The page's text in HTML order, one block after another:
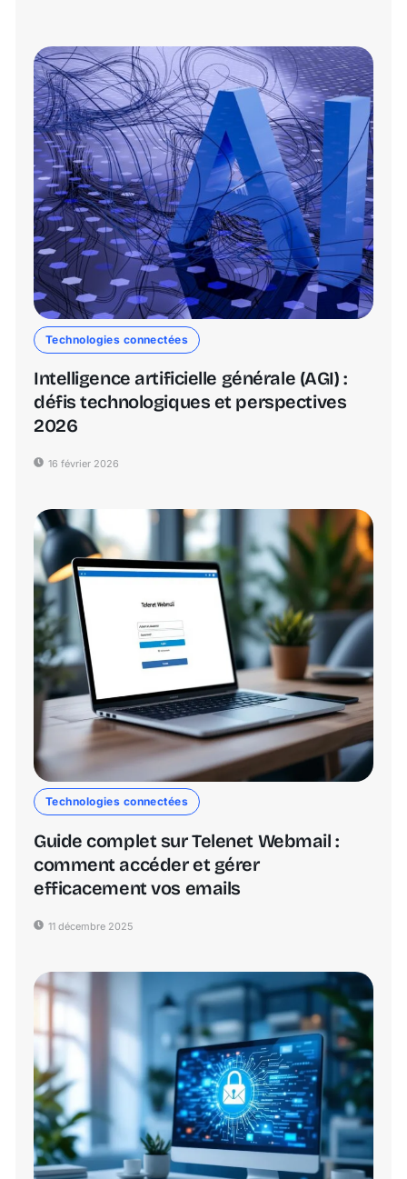
Technologies connectées
Intelligence artificielle générale (AGI) :
défis technologiques et perspectives
2026
16 février 2026
Technologies connectées
Guide complet sur Telenet Webmail :
comment accéder et gérer
efficacement vos emails
11 décembre 2025